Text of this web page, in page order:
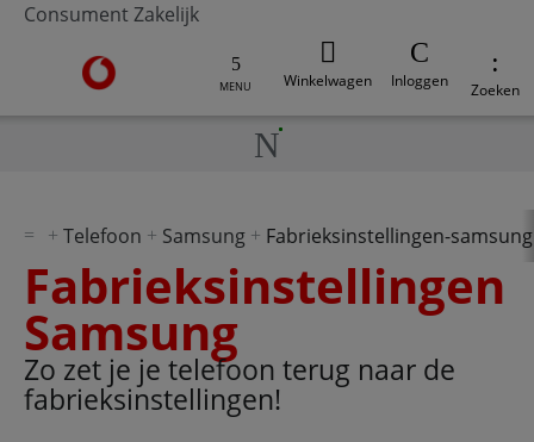
Consument Zakelijk
Ga naar de Vodafone homepage
MENU Winkelwagen Inloggen Zoeken
Telefoon Samsung Fabrieksinstellingen-samsung
Fabrieksinstellingen
Samsung
Zo zet je je telefoon terug naar de
fabrieksinstellingen!